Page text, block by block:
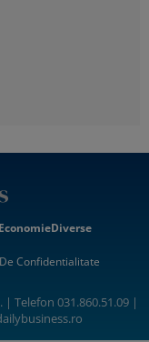
EconomieDiverse
Confidentialitate
| Telefon 031.860.51.09 |